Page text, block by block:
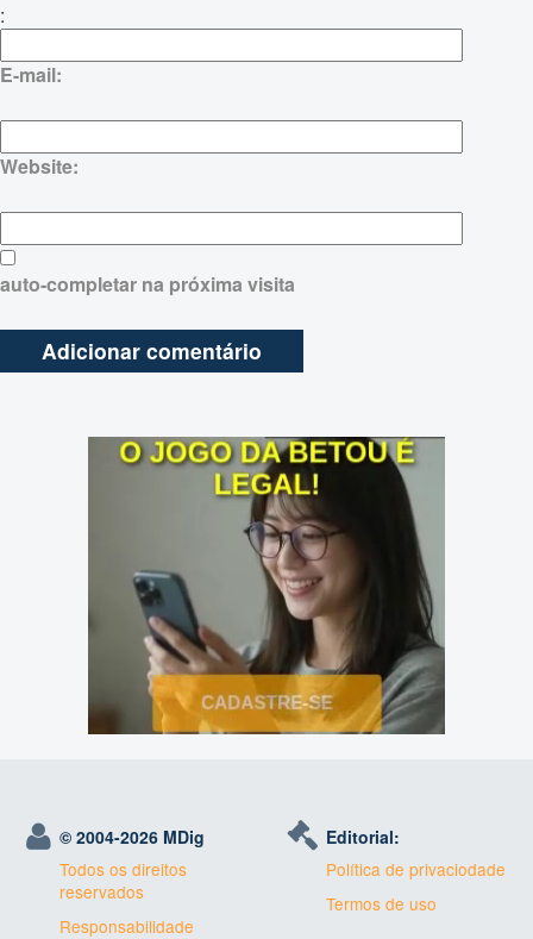
:
E-mail:
Website:
auto-completar na próxima visita
© 2004-2026 MDig
Todos os direitos
reservados
Responsabilidade
Editorial:
Política de privaciodade
Termos de uso